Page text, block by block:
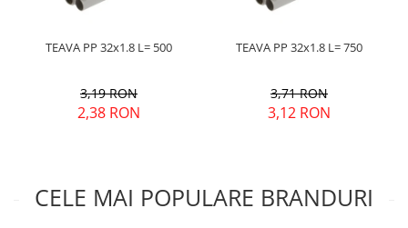
TEAVA PP 32x1.8 L= 500
3,19 RON
2,38 RON
TEAVA PP 32x1.8 L= 750
3,71 RON
3,12 RON
CELE MAI POPULARE BRANDURI